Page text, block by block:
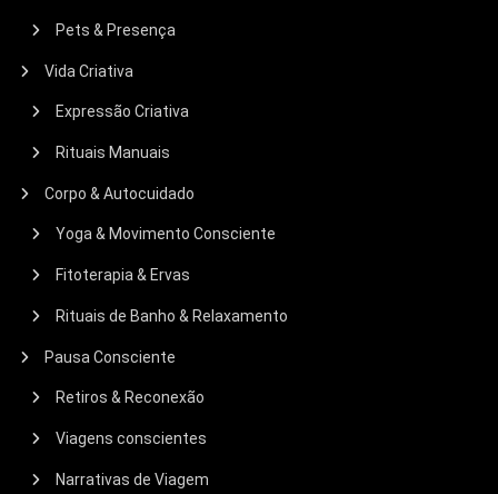
Pets & Presença
Vida Criativa
Expressão Criativa
Rituais Manuais
Corpo & Autocuidado
Yoga & Movimento Consciente
Fitoterapia & Ervas
Rituais de Banho & Relaxamento
Pausa Consciente
Retiros & Reconexão
Viagens conscientes
Narrativas de Viagem